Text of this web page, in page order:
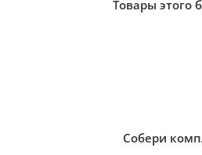
Товары этого
Собери